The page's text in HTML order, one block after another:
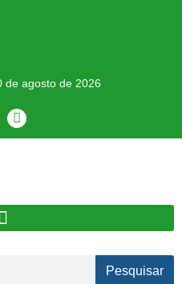
de agosto de 2026
Pesquisar